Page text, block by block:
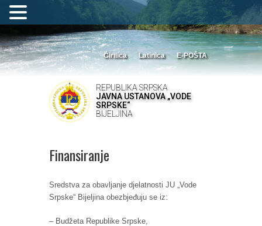
Ćirilica Latinica E-POŠTA
REPUBLIKA SRPSKA
JAVNA USTANOVA „VODE
SRPSKE“
BIJELJINA
Finansiranje
Sredstva za obavljanje djelatnosti JU „Vode
Srpske“ Bijeljina obezbjeđuju se iz:
– Budžeta Republike Srpske,